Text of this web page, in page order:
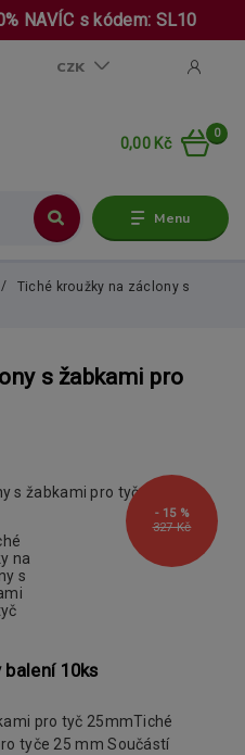
NAVÍC s kódem: SL10
Menu
CZK
0
0,00 Kč
Tiché kroužky na záclony s
s žabkami pro
327 Kč
- 15 %
10ks
pro tyč 25mmTiché
tyče 25 mm Součástí